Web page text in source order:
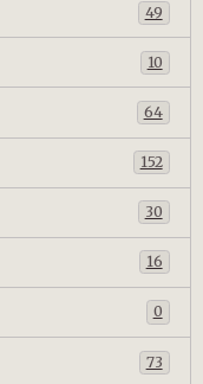
49
10
64
152
30
16
0
73